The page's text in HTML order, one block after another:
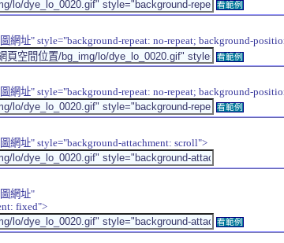
看範例
網址" style="background-repeat: no-repeat; background-
看範例
網址" style="background-repeat: no-repeat; background-
看範例
網址" style="background-attachment: scroll">
網址"
fixed">
看範例